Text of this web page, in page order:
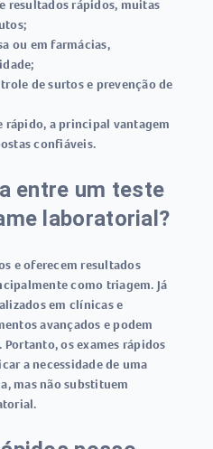
resultados rápidos, muitas
ou em farmácias,
de surtos e prevenção de
rápido, a principal vantagem
confiáveis.
entre um teste
laboratorial?
e oferecem resultados
como triagem. Já
em clínicas e
avançados e podem
os exames rápidos
a necessidade de uma
mas não substituem